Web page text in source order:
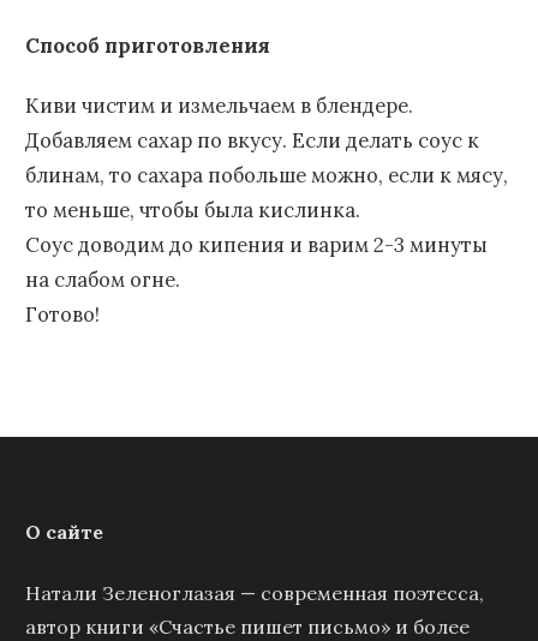
Способ приготовления
Киви чистим и измельчаем в блендере.
Добавляем сахар по вкусу. Если делать соус к
блинам, то сахара побольше можно, если к мясу,
то меньше, чтобы была кислинка.
Соус доводим до кипения и варим 2-3 минуты
на слабом огне.
Готово!
О сайте
Натали Зеленоглазая — современная поэтесса,
автор книги «Счастье пишет письмо» и более